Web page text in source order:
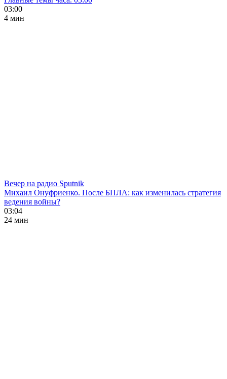
03:00
4 мин
Вечер на радио Sputnik
Михаил Онуфриенко. После БПЛА: как изменилась стратегия
ведения войны?
03:04
24 мин